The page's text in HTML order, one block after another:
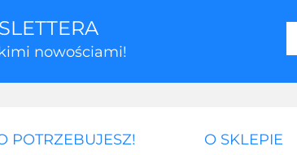
nowościami!
POTRZEBUJESZ! O SKLEPIE